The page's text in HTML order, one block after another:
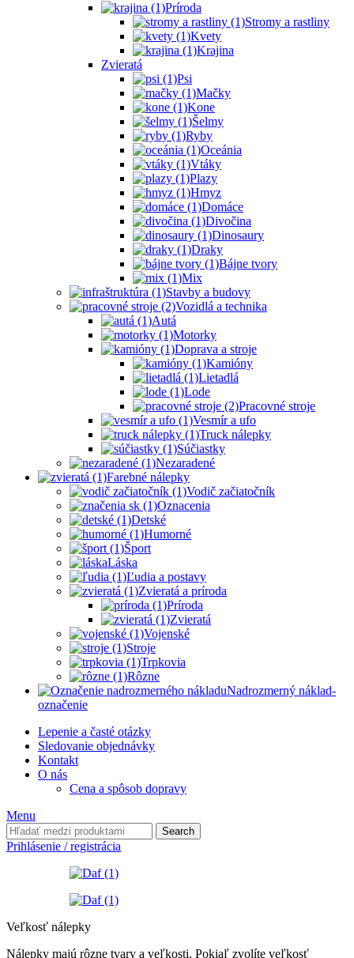
Príroda
Stromy a rastliny
Kvety
Krajina
Zvieratá
Psi
Mačky
Kone
Šelmy
Ryby
Oceánia
Vtáky
Plazy
Hmyz
Domáce
Divočina
Dinosaury
Draky
Bájne tvory
Mix
Stavby a budovy
Vozidlá a technika
Autá
Motorky
Doprava a stroje
Kamióny
Lietadlá
Lode
Pracovné stroje
Vesmír a ufo
Truck nálepky
Súčiastky
Nezaradené
Farebné nálepky
Vodič začiatočník
Oznacenia
Detské
Humorné
Šport
Láska
Ľudia a postavy
Zvieratá a príroda
Príroda
Zvieratá
Vojenské
Stroje
Trpkovia
Rôzne
Nadrozmerný náklad-
označenie
Lepenie a časté otázky
Sledovanie objednávky
Kontakt
O nás
Cena a spôsob dopravy
Menu
Search
Prihlásenie / registrácia
Veľkosť nálepky
Nálepky majú rôzne tvary a veľkosti. Pokiaľ zvolíte veľkosť